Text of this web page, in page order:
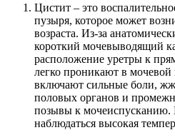
Цистит – это
пузыря, которое может
возраста. Из-за
короткий мочевыводящий
расположение уретры к
легко проникают в
включают сильные боли,
половых органов и
позывы к мочеиспусканию.
наблюдаться высокая